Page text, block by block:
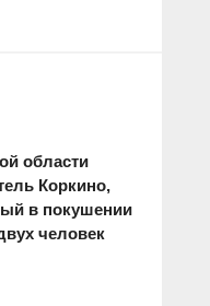
области
Коркино,
в покушении
человек